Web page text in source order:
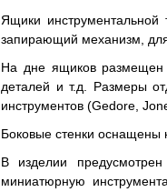
Ящики инструментальной
запирающий механизм,
На дне ящиков размещен
деталей и т.д. Размеры
инструментов (Gedore,
Боковые стенки
В изделии
миниатюрную